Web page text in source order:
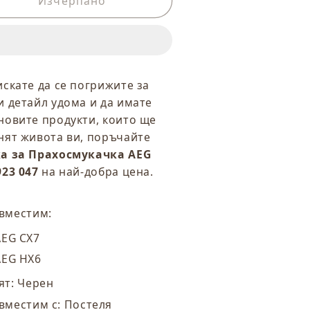
Четка
923
047
да се погрижите за
детайл удома и да имате
продукти, които ще
живота ви, поръчайте
за Прахосмукачка AEG
047 на най-добра цена.
CX7
HX6
Черен
с: Постеля